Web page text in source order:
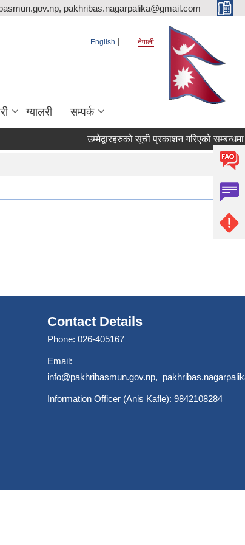
pakhribas.nagarpalika@gmail.com
English नेपाली
ग्यालरी सम्पर्क
उम्मेद्बारहरुको सूची प्रकाशन गरिएको सम्बन्धमा
Contact Details
Phone: 026-405167
Email:
info@pakhribasmun.gov.np,
Information Officer (Anis Kafle): 9842108284